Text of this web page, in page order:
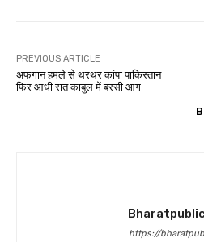
PREVIOUS ARTICLE
अफगान हमले से थरथर कांपा पाकिस्तान
फिर आधी रात काबुल में बरसी आग
https://